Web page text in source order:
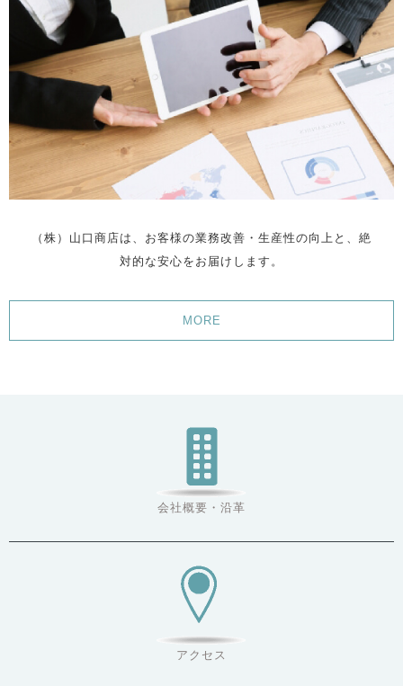
（株）山口商店は、お客様の業務改善・生産性の向上と、絶
対的な安心をお届けします。
MORE
会社概要・沿革
アクセス